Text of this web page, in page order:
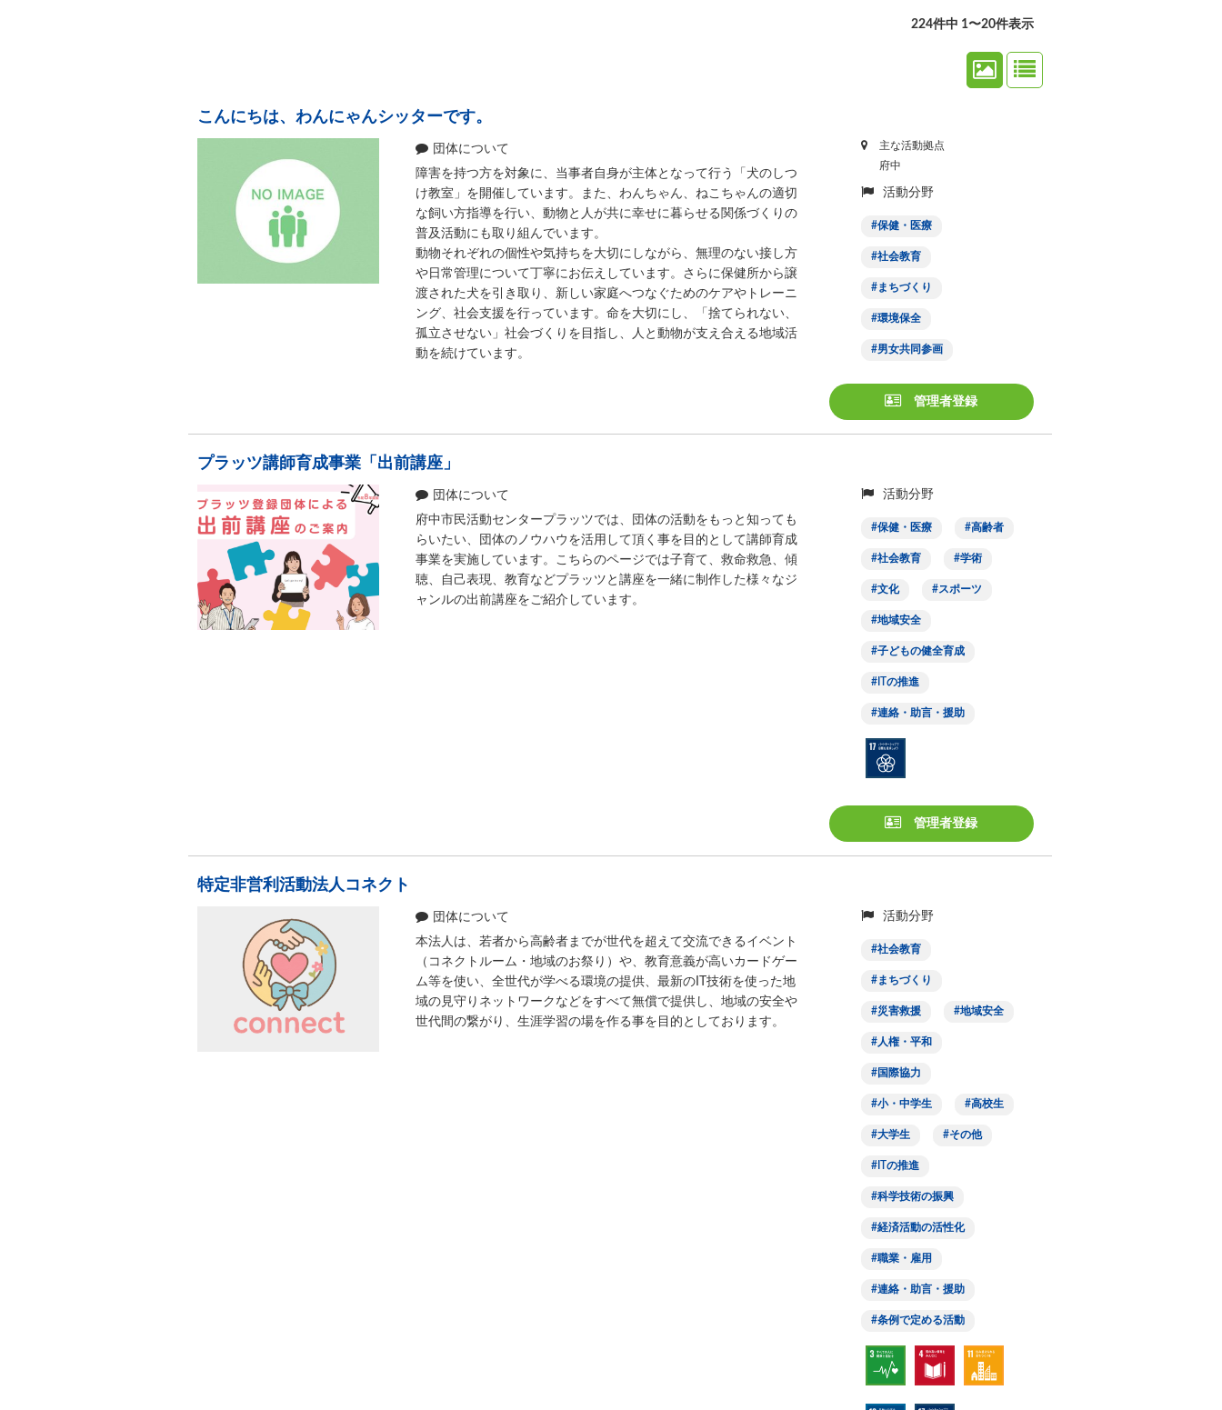
224件中 1〜20件表示
こんにちは、わんにゃんシッターです。
団体について
障害を持つ方を対象に、当事者自身が主体となって行う「犬のしつ
け教室」を開催しています。また、わんちゃん、ねこちゃんの適切
な飼い方指導を行い、動物と人が共に幸せに暮らせる関係づくりの
普及活動にも取り組んでいます。
動物それぞれの個性や気持ちを大切にしながら、無理のない接し方
や日常管理について丁寧にお伝えしています。さらに保健所から譲
渡された犬を引き取り、新しい家庭へつなぐためのケアやトレーニ
ング、社会支援を行っています。命を大切にし、「捨てられない、
孤立させない」社会づくりを目指し、人と動物が支え合える地域活
動を続けています。
主な活動拠点
府中
活動分野
保健・医療
社会教育
まちづくり
環境保全
男女共同参画
管理者登録
プラッツ講師育成事業「出前講座」
団体について
府中市民活動センタープラッツでは、団体の活動をもっと知っても
らいたい、団体のノウハウを活用して頂く事を目的として講師育成
事業を実施しています。こちらのページでは子育て、救命救急、傾
聴、自己表現、教育などプラッツと講座を一緒に制作した様々なジ
ャンルの出前講座をご紹介しています。
活動分野
保健・医療 高齢者
社会教育 学術
文化 スポーツ
地域安全
子どもの健全育成
ITの推進
連絡・助言・援助
管理者登録
特定非営利活動法人コネクト
団体について
本法人は、若者から高齢者までが世代を超えて交流できるイベント
（コネクトルーム・地域のお祭り）や、教育意義が高いカードゲー
ム等を使い、全世代が学べる環境の提供、最新のIT技術を使った地
域の見守りネットワークなどをすべて無償で提供し、地域の安全や
世代間の繋がり、生涯学習の場を作る事を目的としております。
活動分野
社会教育
まちづくり
災害救援 地域安全
人権・平和
国際協力
小・中学生 高校生
大学生 その他
ITの推進
科学技術の振興
経済活動の活性化
職業・雇用
連絡・助言・援助
条例で定める活動